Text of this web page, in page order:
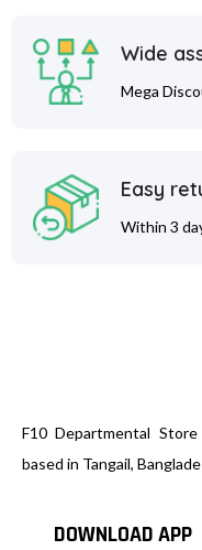
Wide
Mega
Easy
Within 3
F10 Departmental
based in Tangail,
DOWNLOAD APP